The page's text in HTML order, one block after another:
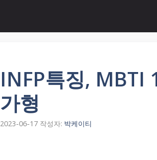
INFP특징, MBTI
가형
2023-06-17 작성자: 박케이티